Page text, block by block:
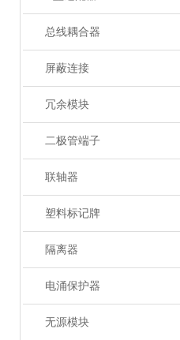
总线耦合器
屏蔽连接
冗余模块
二极管端子
联轴器
塑料标记牌
隔离器
电涌保护器
无源模块